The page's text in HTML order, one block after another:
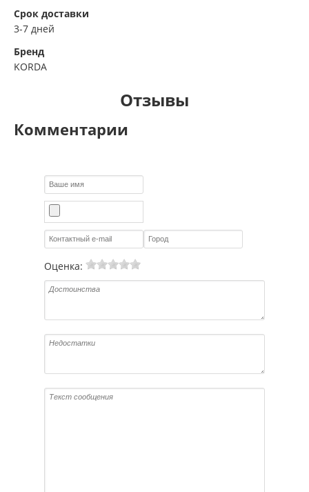
Срок доставки
3-7 дней
Бренд
KORDA
Отзывы
Комментарии
Оценка: